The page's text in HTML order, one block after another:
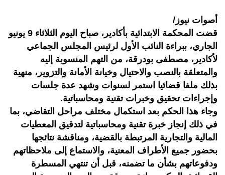
أصوات نيوز/
قضت المحكمة الابتدائية بأكادير، صباح اليوم الثلاثاء 9 يونيو
الجاري، ببراءة النائب الأول لرئيس المجلس الجماعي
لأكادير، مصطفى بودرقة، من التهم المنسوبة إليه
والمتعلقة بالنصب والاحتيال وخيانة الأمانة والتزوير، منهية
بذلك ملفا قضائيا استمر لسنوات وشهد عدة جلسات
وإجراءات تحقيق وخبرات تقنية ومحاسباتية.
وجاء هذا الحكم بعد استكمال مختلف مراحل التقاضي، بما
في ذلك إنجاز خبرة تقنية ومحاسباتية لتدقيق المعطيات
المالية والتجارية المرتبطة بالقضية، ومناقشة نتائجها
بحضور جميع الأطراف المعنية، والاستماع إلى ملاحظاتهم
ودفوعاتهم بشأن ما تضمنه، قبل أن تنتهي المسطرة